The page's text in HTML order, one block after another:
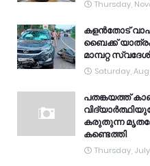
Thursday,
കളൻതോട്
ബൈക്ക്
മാമ്പറ്റ
Saturday,
പതങ്കയത്ത്
കരുതുന്ന
കണ്ടെത്തി
Thursday, July